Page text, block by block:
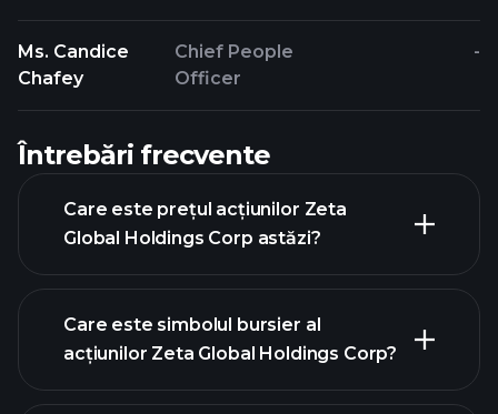
Ms. Candice
Chafey
Chief People
Officer
-
Întrebări frecvente
Care este prețul acțiunilor Zeta
Global Holdings Corp astăzi?
Care este simbolul bursier al
acțiunilor Zeta Global Holdings Corp?